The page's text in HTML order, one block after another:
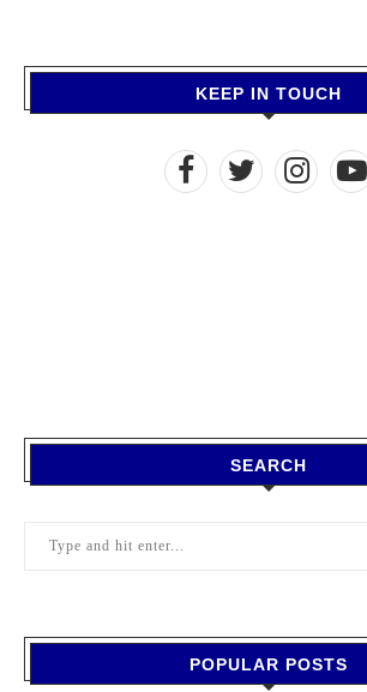
KEEP IN TOUCH
SEARCH
POPULAR POSTS